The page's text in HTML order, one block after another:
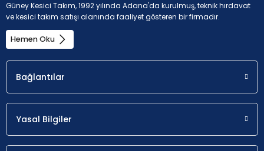
Güney Kesici Takım, 1992 yılında Adana'da kurulmuş, teknik hırdavat
ve kesici takım satışı alanında faaliyet gösteren bir firmadır.
Hemen Oku
Bağlantılar
Yasal Bilgiler